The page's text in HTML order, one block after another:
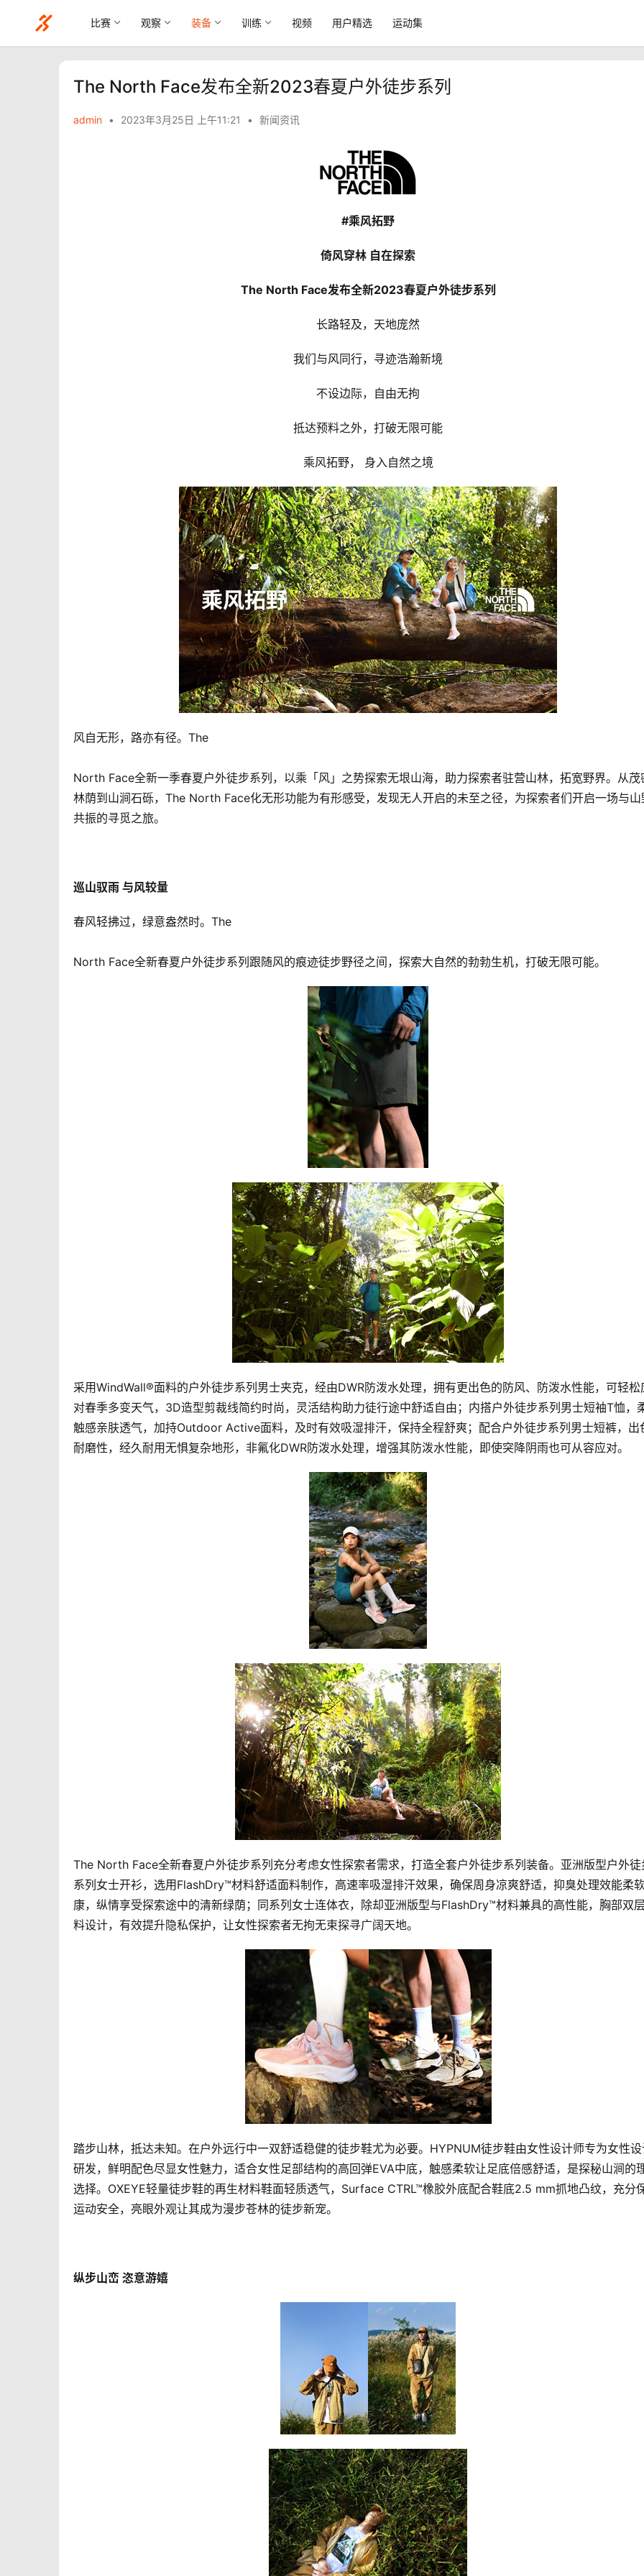
比赛 观察 装备 训练 视频 用户精选 运动集
The North Face发布全新2023春夏户外徒步系列
admin • 2023年3月25日 上午11:21 • 新闻资讯
#乘风拓野
倚风穿林 自在探索
The North Face发布全新2023春夏户外徒步系列
长路轻及，天地庞然
我们与风同行，寻迹浩瀚新境
不设边际，自由无拘
抵达预料之外，打破无限可能
乘风拓野， 身入自然之境
风自无形，路亦有径。The
North Face全新一季春夏户外徒步系列，以乘「风」之势探索无垠山海，助力探索者驻营山林，拓宽野界。从茂
林荫到山涧石砾，The North Face化无形功能为有形感受，发现无人开启的未至之径，为探索者们开启一场与山
共振的寻觅之旅。
巡山驭雨 与风较量
春风轻拂过，绿意盎然时。The
North Face全新春夏户外徒步系列跟随风的痕迹徒步野径之间，探索大自然的勃勃生机，打破无限可能。
采用WindWall®面料的户外徒步系列男士夹克，经由DWR防泼水处理，拥有更出色的防风、防泼水性能，可轻松
对春季多变天气，3D造型剪裁线简约时尚，灵活结构助力徒行途中舒适自由；内搭户外徒步系列男士短袖T恤，
触感亲肤透气，加持Outdoor Active面料，及时有效吸湿排汗，保持全程舒爽；配合户外徒步系列男士短裤，出
耐磨性，经久耐用无惧复杂地形，非氟化DWR防泼水处理，增强其防泼水性能，即使突降阴雨也可从容应对。
The North Face全新春夏户外徒步系列充分考虑女性探索者需求，打造全套户外徒步系列装备。亚洲版型户外徒
系列女士开衫，选用FlashDry™材料舒适面料制作，高速率吸湿排汗效果，确保周身凉爽舒适，抑臭处理效能柔
康，纵情享受探索途中的清新绿荫；同系列女士连体衣，除却亚洲版型与FlashDry™材料兼具的高性能，胸部双
料设计，有效提升隐私保护，让女性探索者无拘无束探寻广阔天地。
踏步山林，抵达未知。在户外远行中一双舒适稳健的徒步鞋尤为必要。HYPNUM徒步鞋由女性设计师专为女性
研发，鲜明配色尽显女性魅力，适合女性足部结构的高回弹EVA中底，触感柔软让足底倍感舒适，是探秘山涧的
选择。OXEYE轻量徒步鞋的再生材料鞋面轻质透气，Surface CTRL™橡胶外底配合鞋底2.5 mm抓地凸纹，充分
运动安全，亮眼外观让其成为漫步苍林的徒步新宠。
纵步山峦 恣意游嬉